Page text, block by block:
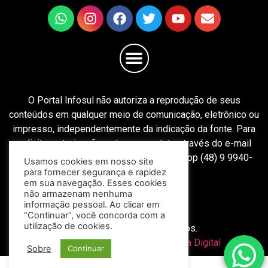
O Portal Infosul não autoriza a reprodução de seus
conteúdos em qualquer meio de comunicação, eletrônico ou
impresso, independentemente da indicação da fonte. Para
solicitar autorização, entre em contato através do e-mail
redacao@portalinfosul.com.br ou WhatsApp (48) 9 9940-
8603.
Todos os direitos reservados.
Desenvolvido por
Mitweb Agência Digital
Usamos cookies em nosso site
para fornecer segurança e rapidez
em sua navegação. Esses cookies
não armazenam nenhuma
informação pessoal. Ao clicar em
“Continuar”, você concorda com a
utilização de cookies.
Sobre Continuar